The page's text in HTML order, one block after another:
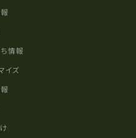
情報
イズ